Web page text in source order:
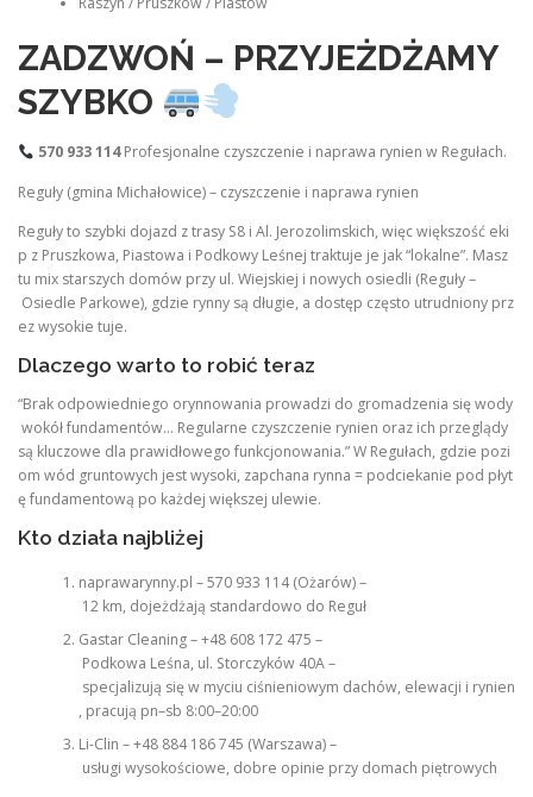
ZADZWOŃ – PRZYJEŻDŻAMY
SZYBKO
570 933 114Profesjonalne czyszczenie i naprawa rynien w Regułach.
Reguły (gmina Michałowice) – czyszczenie i naprawa rynien
Reguły to szybki dojazd z trasy S8 i Al. Jerozolimskich, więc większość eki
p z Pruszkowa, Piastowa i Podkowy Leśnej traktuje je jak “lokalne”. Masz
tu mix starszych domów przy ul. Wiejskiej i nowych osiedli (Reguły –
Osiedle Parkowe), gdzie rynny są długie, a dostęp często utrudniony prz
ez wysokie tuje.
Dlaczego warto to robić teraz
“Brak odpowiedniego orynnowania prowadzi do gromadzenia się wody
wokół fundamentów… Regularne czyszczenie rynien oraz ich przeglądy
są kluczowe dla prawidłowego funkcjonowania.” W Regułach, gdzie pozi
om wód gruntowych jest wysoki, zapchana rynna = podciekanie pod płyt
ę fundamentową po każdej większej ulewie.
Kto działa najbliżej
naprawarynny.pl – 570 933 114 (Ożarów) –
12 km, dojeżdżają standardowo do Reguł
Gastar Cleaning – +48 608 172 475 –
Podkowa Leśna, ul. Storczyków 40A –
specjalizują się w myciu ciśnieniowym dachów, elewacji i rynien
, pracują pn–sb 8:00–20:00
Li-Clin – +48 884 186 745 (Warszawa) –
usługi wysokościowe, dobre opinie przy domach piętrowych